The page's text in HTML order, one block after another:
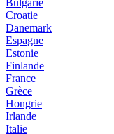
Bulgarie
Croatie
Danemark
Espagne
Estonie
Finlande
France
Grèce
Hongrie
Irlande
Italie